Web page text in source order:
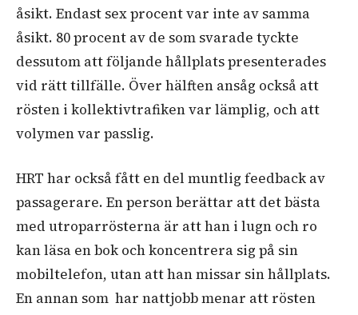
åsikt. Endast sex procent var inte av samma
åsikt. 80 procent av de som svarade tyckte
dessutom att följande hållplats presenterades
vid rätt tillfälle. Över hälften ansåg också att
rösten i kollektivtrafiken var lämplig, och att
volymen var passlig.
HRT har också fått en del muntlig feedback av
passagerare. En person berättar att det bästa
med utroparrösterna är att han i lugn och ro
kan läsa en bok och koncentrera sig på sin
mobiltelefon, utan att han missar sin hållplats.
En annan som har nattjobb menar att rösten